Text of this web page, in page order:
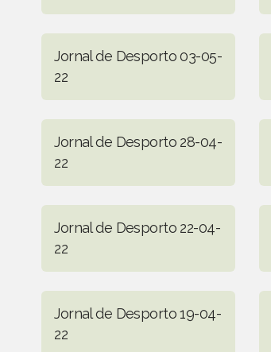
Jornal de Desporto 03-05-
22
Jornal de Desporto 28-04-
22
Jornal de Desporto 22-04-
22
Jornal de Desporto 19-04-
22